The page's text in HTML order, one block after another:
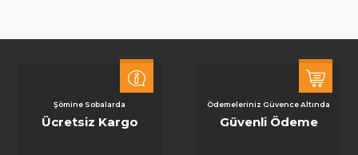
Şömine Sobalarda
Ücretsiz Kargo
Ödemeleriniz Güvence Altında
Güvenli Ödeme